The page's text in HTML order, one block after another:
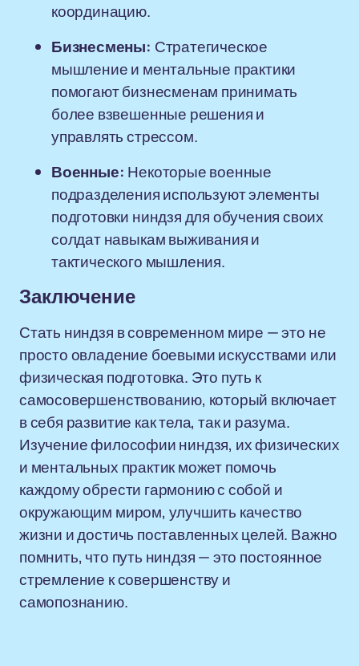
координацию.
Бизнесмены: Стратегическое
мышление и ментальные практики
помогают бизнесменам принимать
более взвешенные решения и
управлять стрессом.
Военные: Некоторые военные
подразделения используют элементы
подготовки ниндзя для обучения своих
солдат навыкам выживания и
тактического мышления.
Заключение
Стать ниндзя в современном мире — это не
просто овладение боевыми искусствами или
физическая подготовка. Это путь к
самосовершенствованию, который включает
в себя развитие как тела, так и разума.
Изучение философии ниндзя, их физических
и ментальных практик может помочь
каждому обрести гармонию с собой и
окружающим миром, улучшить качество
жизни и достичь поставленных целей. Важно
помнить, что путь ниндзя — это постоянное
стремление к совершенству и
самопознанию.